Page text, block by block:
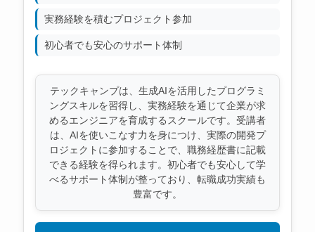
実務経験を積むプロジェクト参加
初心者でも安心のサポート体制
テックキャンプは、生成AIを活用したプログラミ
ングスキルを習得し、実務経験を通じて企業が求
めるエンジニアを育成するスクールです。受講者
は、AIを使いこなす力を身につけ、実際の開発プ
ロジェクトに参加することで、職務経歴書に記載
できる経験を得られます。初心者でも安心して学
べるサポート体制が整っており、転職成功実績も
豊富です。